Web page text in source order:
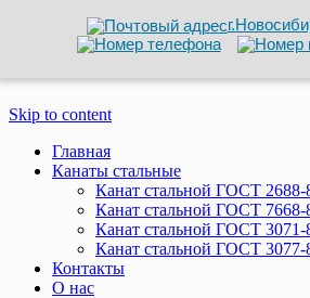
Skip to content
Главная
Канаты стальные
Канат стальной ГОСТ 2688-
Канат стальной ГОСТ 7668-
Канат стальной ГОСТ 3071-
Канат стальной ГОСТ 3077-
Контакты
О нас